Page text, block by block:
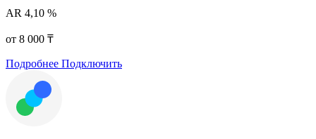
AR 4,10 %
от 8 000 ₸
Подробнее Подключить